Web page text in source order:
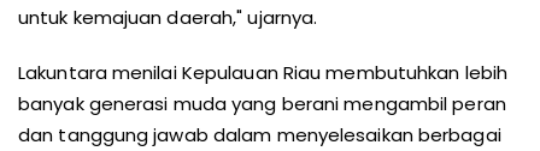
untuk kemajuan daerah," ujarnya.
Lakuntara menilai Kepulauan Riau membutuhkan lebih
banyak generasi muda yang berani mengambil peran
dan tanggung jawab dalam menyelesaikan berbagai